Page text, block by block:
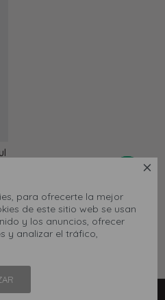

para ofrecerte la mejor
de este sitio web se usan
y los anuncios, ofrecer
y analizar el tráfico,